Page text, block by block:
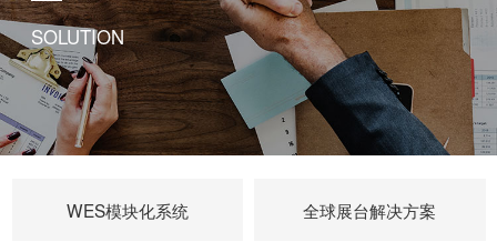
SOLUTION
WES模块化系统 全球展台解决方案